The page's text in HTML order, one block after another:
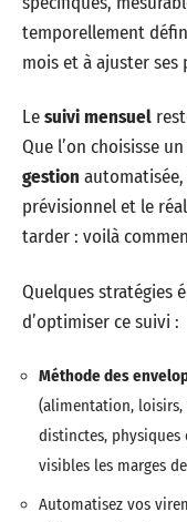
temporellement
mois et à ajuster ses
Lesuivi mensuel
Que l’on choisisse
gestion
prévisionnel et le
tarder : voilà
Quelques stratégies
d’optimiser ce suivi :
Méthode des
(alimentation, loisirs,
distinctes, physiques
visibles les marges
Automatisez vos